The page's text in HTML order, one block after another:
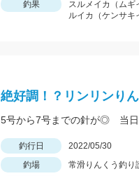
釣果
スルメイカ（ムギ
ルイカ（ケンサキ
絶好調！？リンリンり
釣行日 2022/05/30
釣場
常滑りんくう釣り